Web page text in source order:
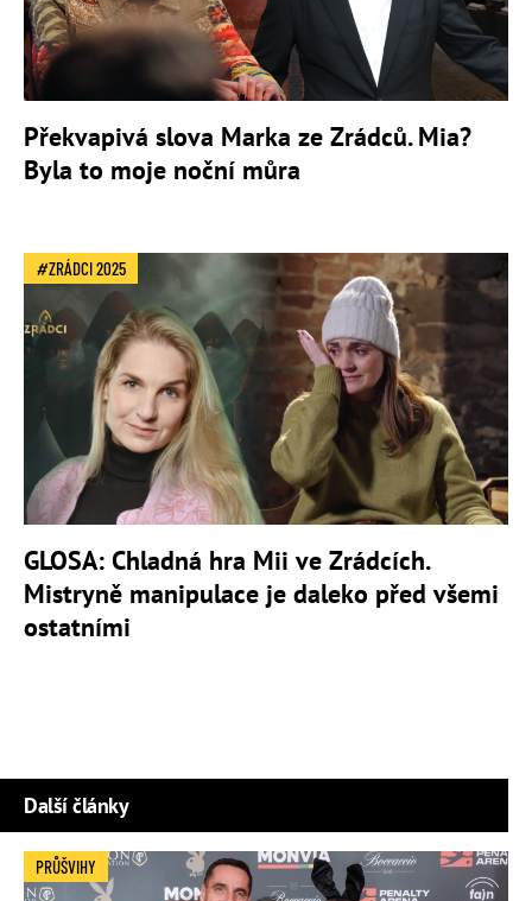
Překvapivá slova Marka ze Zrádců. Mia?
Byla to moje noční můra
ZRÁDCI 2025
GLOSA: Chladná hra Mii ve Zrádcích.
Mistryně manipulace je daleko před všemi
ostatními
Další články
PRŮŠVIHY